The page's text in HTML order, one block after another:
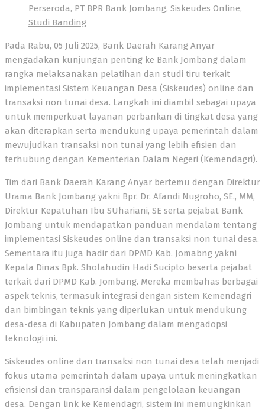
Perseroda, PT BPR Bank Jombang, Siskeudes Online,
Studi Banding
Pada Rabu, 05 Juli 2025, Bank Daerah Karang Anyar
mengadakan kunjungan penting ke Bank Jombang dalam
rangka melaksanakan pelatihan dan studi tiru terkait
implementasi Sistem Keuangan Desa (Siskeudes) online dan
transaksi non tunai desa. Langkah ini diambil sebagai upaya
untuk memperkuat layanan perbankan di tingkat desa yang
akan diterapkan serta mendukung upaya pemerintah dalam
mewujudkan transaksi non tunai yang lebih efisien dan
terhubung dengan Kementerian Dalam Negeri (Kemendagri).
Tim dari Bank Daerah Karang Anyar bertemu dengan Direktur
Urama Bank Jombang yakni Bpr. Dr. Afandi Nugroho, SE., MM,
Direktur Kepatuhan Ibu SUhariani, SE serta pejabat Bank
Jombang untuk mendapatkan panduan mendalam tentang
implementasi Siskeudes online dan transaksi non tunai desa.
Sementara itu juga hadir dari DPMD Kab. Jomabng yakni
Kepala Dinas Bpk. Sholahudin Hadi Sucipto beserta pejabat
terkait dari DPMD Kab. Jombang. Mereka membahas berbagai
aspek teknis, termasuk integrasi dengan sistem Kemendagri
dan bimbingan teknis yang diperlukan untuk mendukung
desa-desa di Kabupaten Jombang dalam mengadopsi
teknologi ini.
Siskeudes online dan transaksi non tunai desa telah menjadi
fokus utama pemerintah dalam upaya untuk meningkatkan
efisiensi dan transparansi dalam pengelolaan keuangan
desa. Dengan link ke Kemendagri, sistem ini memungkinkan